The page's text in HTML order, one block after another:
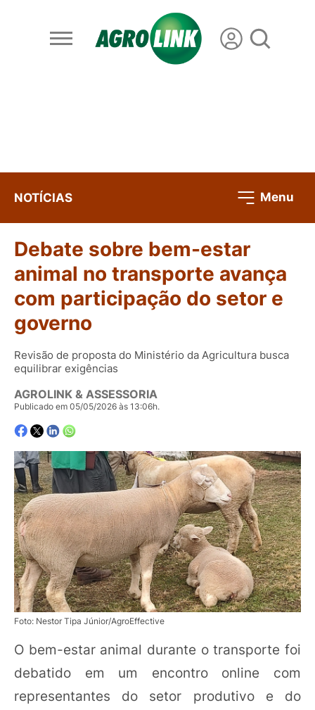
NOTÍCIAS Menu
Debate sobre bem-estar
animal no transporte avança
com participação do setor e
governo
Revisão de proposta do Ministério da Agricultura busca
equilibrar exigências
AGROLINK & ASSESSORIA
Publicado em 05/05/2026 às 13:06h.
Foto: Nestor Tipa Júnior/AgroEffective
O bem-estar animal durante o transporte foi
debatido em um encontro online com
representantes do setor produtivo e do